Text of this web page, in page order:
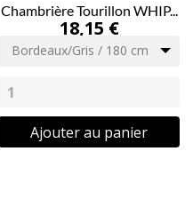
Chambrière Tourillon WHIP...
18,15 €
Bordeaux/Gris / 180 cm
Ajouter au panier